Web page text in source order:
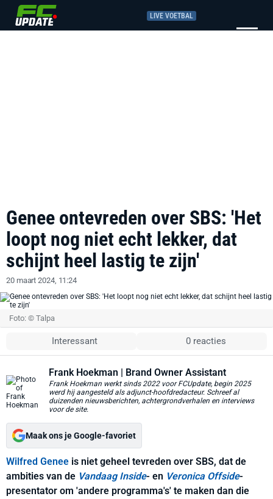
LIVE VOETBAL
Genee ontevreden over SBS: 'Het
loopt nog niet echt lekker, dat
schijnt heel lastig te zijn'
20 maart 2024, 11:24
Foto: © Talpa
Interessant 0 reacties
Frank Hoekman | Brand Owner Assistant
Frank Hoekman werkt sinds 2022 voor FCUpdate, begin 2025
werd hij aangesteld als adjunct-hoofdredacteur. Schreef al
duizenden nieuwsberichten, achtergrondverhalen en interviews
voor de site.
Maak ons je Google-favoriet
Wilfred Genee is niet geheel tevreden over SBS, dat de
ambities van de Vandaag Inside- en Veronica Offside-
presentator om 'andere programma's' te maken dan die